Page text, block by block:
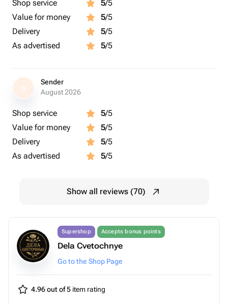
Shop service 5/5
Value for money
5/5
Delivery
5/5
As advertised
5/5
S
Sender
August 2026
Shop service 5/5
Value for money
5/5
Delivery
5/5
As advertised
5/5
Show all reviews (70)
Supershop Accepts bonus points
Dela Cvetochnye
Go to the Shop Page
4.96 out of 5 item rating